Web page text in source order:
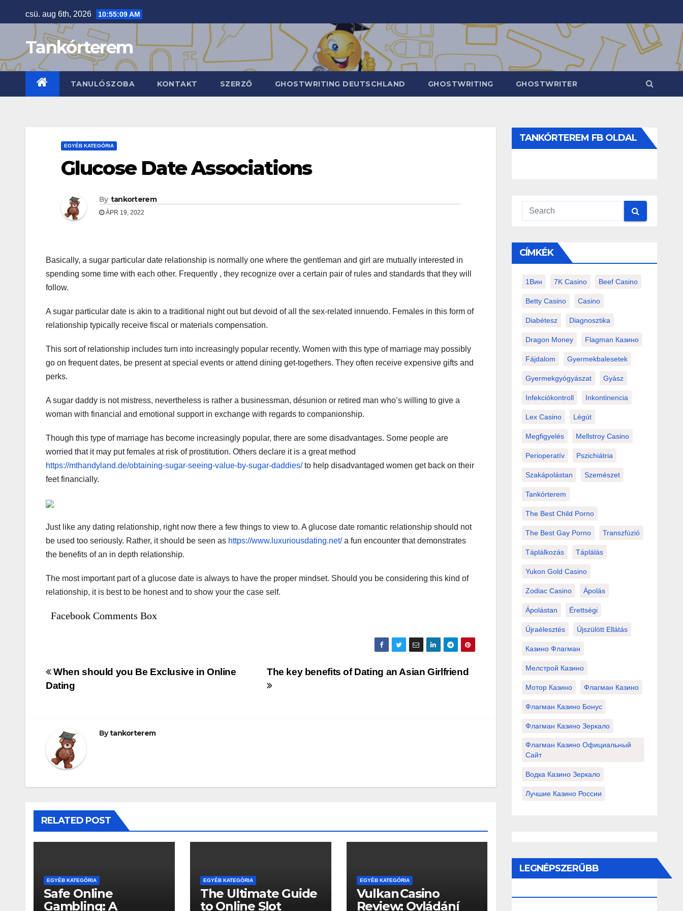
to
csü. aug 6th, 2026 10:55:10 AM
Tankórterem
TANULÓSZOBA KONTAKT SZERZŐ GHOSTWRITING DEUTSCHLAND GHOSTWRITING GHOSTWRITER
EGYÉB KATEGÓRIA
Glucose Date Associations
By tankorterem
ÁPR 19, 2022
Basically, a sugar particular date relationship is normally one where the gentleman and girl are mutually interested in
spending some time with each other. Frequently , they recognize over a certain pair of rules and standards that they will
follow.
A sugar particular date is akin to a traditional night out but devoid of all the sex-related innuendo. Females in this form of
relationship typically receive fiscal or materials compensation.
This sort of relationship includes turn into increasingly popular recently. Women with this type of marriage may possibly
go on frequent dates, be present at special events or attend dining get-togethers. They often receive expensive gifts and
perks.
A sugar daddy is not mistress, nevertheless is rather a businessman, désunion or retired man who’s willing to give a
woman with financial and emotional support in exchange with regards to companionship.
Though this type of marriage has become increasingly popular, there are some disadvantages. Some people are
worried that it may put females at risk of prostitution. Others declare it is a great method
https://mthandyland.de/obtaining-sugar-seeing-value-by-sugar-daddies/to help disadvantaged women get back on their
feet financially.
Just like any dating relationship, right now there a few things to view to. A glucose date romantic relationship should not
be used too seriously. Rather, it should be seen as https://www.luxuriousdating.net/a fun encounter that demonstrates
the benefits of an in depth relationship.
The most important part of a glucose date is always to have the proper mindset. Should you be considering this kind of
relationship, it is best to be honest and to show your the case self.
Facebook Comments Box
Bejegyzés
navigáció
The key benefits of Dating an Asian Girlfriend
When should you Be Exclusive in Online
Dating
Bytankorterem
RELATED POST
EGYÉB KATEGÓRIA
Safe Online
Gambling: A
EGYÉB KATEGÓRIA
The Ultimate Guide
to Online Slot
EGYÉB KATEGÓRIA
Vulkan Casino
Review: Ovládání
TANKÓRTEREM FB OLDAL
CÍMKÉK
1Вин 7K Casino Beef Casino
Betty Casino Casino
Diabétesz Diagnosztika
Dragon Money Flagman Казино
Fájdalom Gyermekbalesetek
Gyermekgyógyászat Gyász
Infekciókontroll Inkontinencia
Lex Casino Légút
Megfigyelés Mellstroy Casino
Perioperatív Pszichiátria
Szakápolástan Szemészet
Tankórterem
The Best Child Porno
The Best Gay Porno Transzfúzió
Táplálkozás Táplálás
Yukon Gold Casino
Zodiac Casino Ápolás
Ápolástan Érettségi
Újraélesztés Újszülött Ellátás
Казино Флагман
Мелстрой Казино
Мотор Казино Флагман Казино
Флагман Казино Бонус
Флагман Казино Зеркало
Флагман Казино Официальный
Сайт
Водка Казино Зеркало
Лучшие Казино России
LEGNÉPSZERŰBB